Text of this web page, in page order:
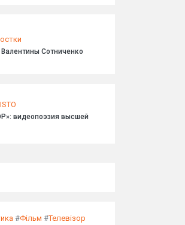
Валентины Сотниченко
видеопоэзия высшей
#Фільм #Телевізор